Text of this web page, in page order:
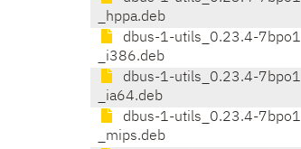
_hppa.deb
dbus-1-utils_0.23.4-7bpo1
_i386.deb
dbus-1-utils_0.23.4-7bpo1
_ia64.deb
dbus-1-utils_0.23.4-7bpo1
_mips.deb